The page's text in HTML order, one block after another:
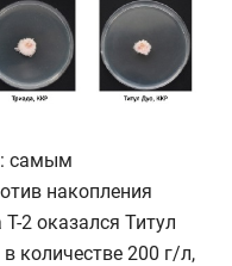
самым
накопления
2 оказался Титул
количестве 200 г/л,